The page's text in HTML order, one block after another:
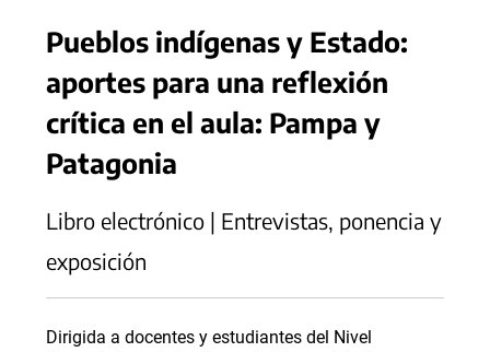
Pueblos indígenas y Estado:
aportes para una reflexión
crítica en el aula: Pampa y
Patagonia
Libro electrónico | Entrevistas, ponencia y
exposición
Dirigida a docentes y estudiantes del Nivel